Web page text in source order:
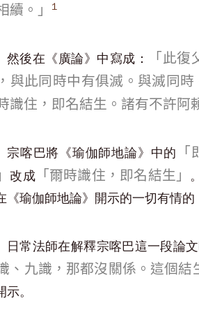
續。」
1
然後在《廣論》中寫成：
「此
與此同時中有俱滅。與滅同
識住，即名結生。諸有不許阿
宗喀巴將《瑜伽師地論》中的
改成「爾時識住，即名結生」
《瑜伽師地論》開示的一切有情
日常法師在解釋宗喀巴這一段論文
、九識，那都沒關係。這個結
示。